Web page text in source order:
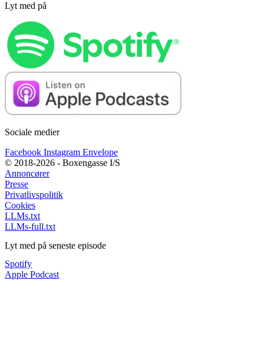
Lyt med på
Sociale medier
Facebook Instagram Envelope
© 2018-2026 - Boxengasse I/S
Annoncører
Presse
Privatlivspolitik
Cookies
LLMs.txt
LLMs-full.txt
Lyt med på seneste episode
Spotify
Apple Podcast